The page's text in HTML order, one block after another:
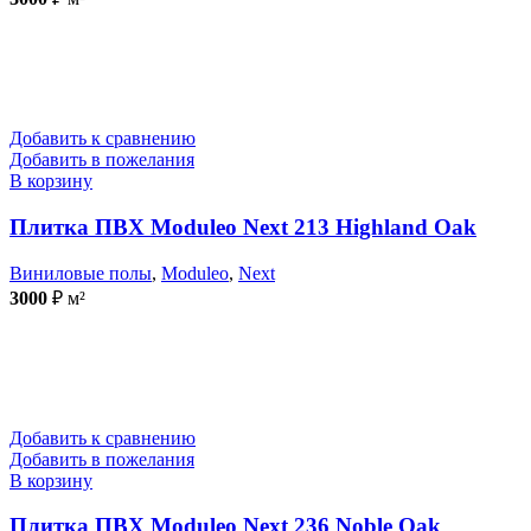
Добавить к сравнению
Добавить в пожелания
В корзину
Плитка ПВХ Moduleo Next 213 Highland Oak
Виниловые полы, Moduleo, Next
3000 ₽ м²
Добавить к сравнению
Добавить в пожелания
В корзину